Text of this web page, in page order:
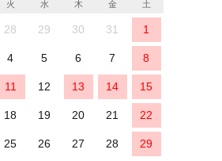
火 水 木 金 土
28 29 30 31 1
4 5 6 7 8
11 12 13 14 15
18 19 20 21 22
25 26 27 28 29